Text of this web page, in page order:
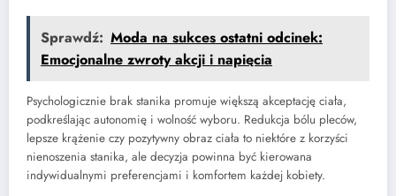
Sprawdź: Moda na sukces ostatni odcinek:
Emocjonalne zwroty akcji i napięcia
Psychologicznie brak stanika promuje większą akceptację ciała,
podkreślając autonomię i wolność wyboru. Redukcja bólu pleców,
lepsze krążenie czy pozytywny obraz ciała to niektóre z korzyści
nienoszenia stanika, ale decyzja powinna być kierowana
indywidualnymi preferencjami i komfortem każdej kobiety.